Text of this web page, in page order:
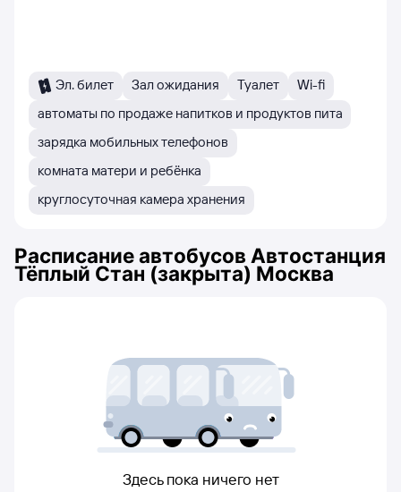
Эл. билет Зал ожидания Туалет
Wi-fi
автоматы по продаже напитков и продуктов питания
зарядка мобильных телефонов
комната матери и ребёнка
круглосуточная камера хранения
Расписание автобусов Автостанция
Тёплый Стан (закрыта) Москва
Здесь пока ничего нет